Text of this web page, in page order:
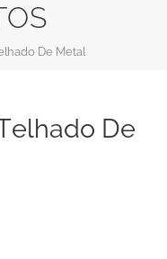
De Metal
De